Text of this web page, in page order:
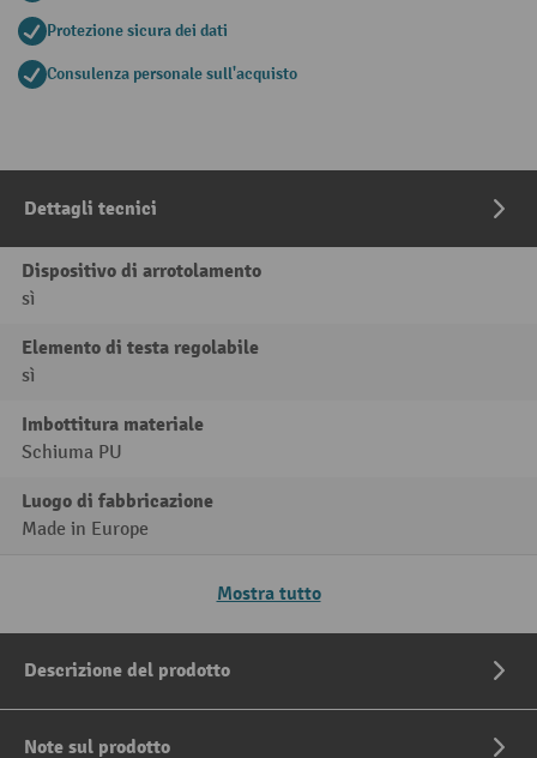
Protezione sicura dei dati
Consulenza personale sull'acquisto
Dettagli tecnici
Dispositivo di arrotolamento
sì
Elemento di testa regolabile
sì
Imbottitura materiale
Schiuma PU
Luogo di fabbricazione
Made in Europe
Mostra tutto
Descrizione del prodotto
Note sul prodotto